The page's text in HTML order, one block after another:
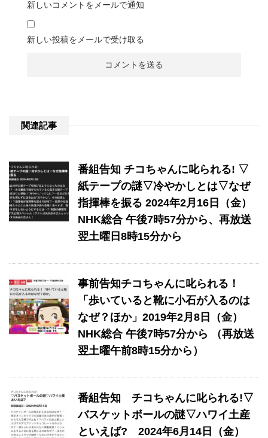
新しいコメントをメールで通知
新しい投稿をメールで受け取る
関連記事
番組告知 チコちゃんに叱られる! ▽
紙テープの謎▽冷やかしとは▽なぜ
指揮棒を振る 2024年2月16日（金）
NHK総合 午後7時57分から、再放送
翌土曜日8時15分から
事前告知チコちゃんに叱られる！
「歩いていると靴に小石が入るのは
なぜ？ほか」2019年2月8日（金）
NHK総合 午後7時57分から （再放送
翌土曜午前8時15分から）
番組告知 チコちゃんに叱られる!▽
バスケットボールの謎▽ハワイ土産
といえば? 2024年6月14日（金）